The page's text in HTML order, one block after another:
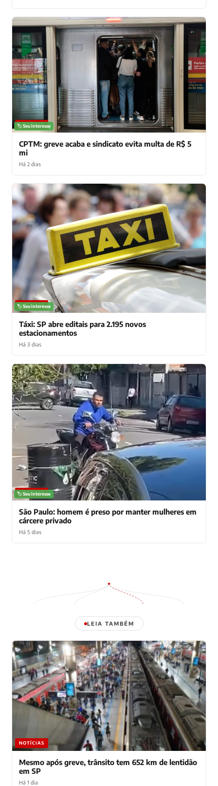
NOTÍCIAS
🏷️ Seu interesse
CPTM: greve acaba e sindicato evita multa de R$ 5
mi
Há 2 dias
NOTÍCIAS
🏷️ Seu interesse
Táxi: SP abre editais para 2.195 novos
estacionamentos
Há 3 dias
NOTÍCIAS
🏷️ Seu interesse
São Paulo: homem é preso por manter mulheres em
cárcere privado
Há 5 dias
LEIA TAMBÉM
NOTÍCIAS
Mesmo após greve, trânsito tem 652 km de lentidão
em SP
Há 1 dia